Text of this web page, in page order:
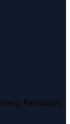
Parsulidih,